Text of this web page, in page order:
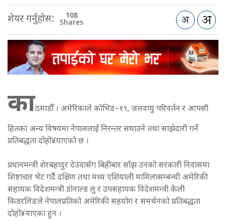
शेयर गर्नुहोस: 108
Shares
काठमाडौँ । अमेरिकाले कोभिड–१९, जलवायु परिवर्तन र आपसी
हितका अन्य विषयमा नेपाललाई निरन्तर सघाउने तथा साझेदारी गर्ने
प्रतिबद्धता दोहो¥याएको छ ।
प्रधानमन्त्री शेरबहादुर देउवासँग बिहीबार साँझ उनको सरकारी निवासमा
शिष्टाचार भेट गर्दै दक्षिण तथा मध्य एशियाली मामिलासम्बन्धी अमेरिकी
सहायक विदेशमन्त्री डोनाल्ड लु र उपसहायक विदेशमन्त्री केली
किडरलिङले नेपालप्रतिको अमेरिकी सहयोग र समर्थनको प्रतिबद्धता
दोहो¥याएका हुन ।